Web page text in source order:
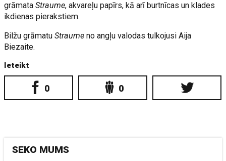
grāmataStraume, akvareļu papīrs, kā arī burtnīcas un klades
ikdienas pierakstiem.
Bilžu grāmatu Straume no angļu valodas tulkojusi Aija
Biezaite.
Ieteikt
0 0
SEKO MUMS